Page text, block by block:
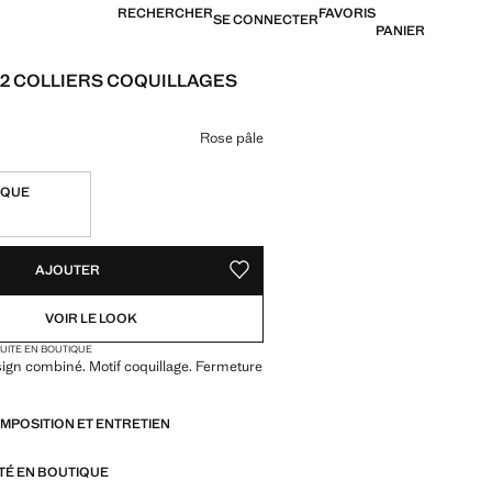
RECHERCHERSE CONNECTERFAVORIS
PANIER
COLLIERS COQUILLAGES
€ ]
couleur
Rose pâle
AJOUTER AJOUTER AUX FAVORIS
VOIR LE LOOK
EN BOUTIQUE
combiné. Motif coquillage. Fermeture
ET ENTRETIEN
EN BOUTIQUE